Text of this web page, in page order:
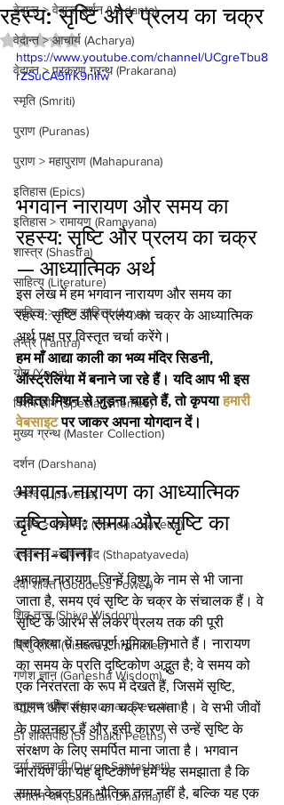
वेदान्त > वेदान्त दर्शन (Vedanta)
वेदान्त > आचार्य (Acharya)
वेदान्त > प्रकरण ग्रन्थ (Prakarana)
स्मृति (Smriti)
पुराण (Puranas)
पुराण > महापुराण (Mahapurana)
इतिहास (Epics)
इतिहास > रामायण (Ramayana)
शास्त्र (Shastra)
साहित्य (Literature)
साहित्य > अन्य साहित्य (Anya)
तन्त्र (Tantra)
योग (Yoga)
विशेष थीम (Special Themes)
मुख्य ग्रन्थ (Master Collection)
दर्शन (Darshana)
उपवेद (Upaveda)
उपवेद > गन्धर्ववेद (Gandharvaveda)
उपवेद > स्थापत्यवेद (Sthapatyaveda)
देवी शक्ति (Goddess Power)
शिव तत्त्व (Shiva Wisdom)
विष्णु लीला (Vishnu Chronicles)
गणेश ज्ञान (Ganesha Wisdom)
हनुमान भक्ति (Hanuman Devotion)
51 शक्तिपीठ (51 Shakti Peeths)
दुर्गा सप्तशती (Durga Saptashati)
सनातन धर्म (Sanatan Dharma)
रहस्य: सृष्टि और प्रलय का चक्र
Rated NaN out of 5 stars.
https://www.youtube.com/channel/UCgreTbu8
rZSuCA5frK9nlfw
भगवान नारायण और समय का
रहस्य: सृष्टि और प्रलय का चक्र
— आध्यात्मिक अर्थ
इस लेख में हम भगवान नारायण और समय का
रहस्य: सृष्टि और प्रलय का चक्र के आध्यात्मिक
अर्थ पक्ष पर विस्तृत चर्चा करेंगे।
हम माँ आद्या काली का भव्य मंदिर सिडनी,
ऑस्ट्रेलिया में बनाने जा रहे हैं। यदि आप भी इस
पवित्र मिशन से जुड़ना चाहते हैं, तो कृपया हमारी
वेबसाइट पर जाकर अपना योगदान दें।
भगवान नारायण का आध्यात्मिक
दृष्टिकोण: समय और सृष्टि का
ताना-बाना
भगवान नारायण, जिन्हें विष्णु के नाम से भी जाना
जाता है, समय एवं सृष्टि के चक्र के संचालक हैं। वे
सृष्टि के आरंभ से लेकर प्रलय तक की पूरी
प्रक्रिया में महत्वपूर्ण भूमिका निभाते हैं। नारायण
का समय के प्रति दृष्टिकोण अद्भुत है; वे समय को
एक निरंतरता के रूप में देखते हैं, जिसमें सृष्टि,
पालन और संहार का चक्र चलता है। वे सभी जीवों
के पालनहार हैं और इसी कारण से उन्हें सृष्टि के
संरक्षण के लिए समर्पित माना जाता है। भगवान
नारायण का यह दृष्टिकोण हमें यह समझाता है कि
समय केवल एक भौतिक तत्व नहीं है, बल्कि यह एक